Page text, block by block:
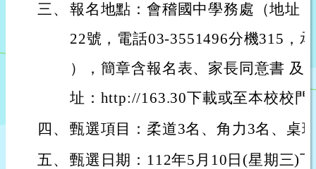
三、 報名地點：會稽國中學務處（地址
22號，電話03-3551496分機315，
），簡章含報名表、家長同意書 及
址：http://163.30下載或至本校校門
四、 甄選項目：柔道3名、角力3名、桌
五、 甄選日期：112年5月10日(星期三)